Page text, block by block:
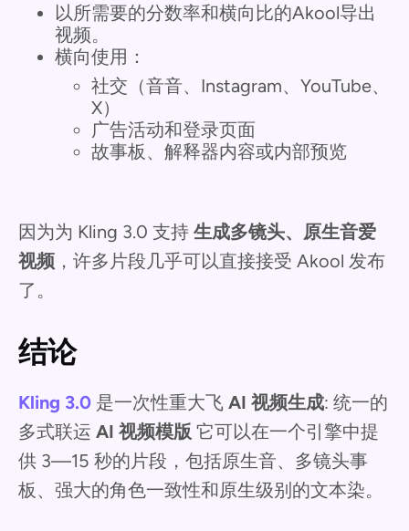
以所需要的分数率和横向比的Akool导出
视频。
横向使用：
社交（音音、Instagram、YouTube、
X）
广告活动和登录页面
故事板、解释器内容或内部预览
因为为 Kling 3.0 支持 生成多镜头、原生音爱
视频 ，许多片段几乎可以直接接受 Akool 发布
了。
结论
Kling 3.0 是一次性重大飞 AI 视频生成: 统一的
多式联运 AI 视频模版 它可以在一个引擎中提
供 3—15 秒的片段，包括原生音、多镜头事
板、强大的角色一致性和原生级别的文本染。